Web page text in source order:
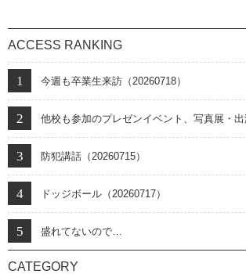
ACCESS RANKING
今週も卒業生来訪（20260718）
他校も参加のプレゼンイベント、写真展・
防犯講話（20260715）
ドッジボール（20260717）
盛れてないので…
CATEGORY